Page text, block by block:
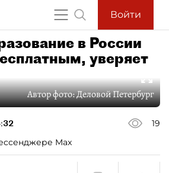
Войти
в России
уверяет
Автор фото:Деловой Петербург
19
Max